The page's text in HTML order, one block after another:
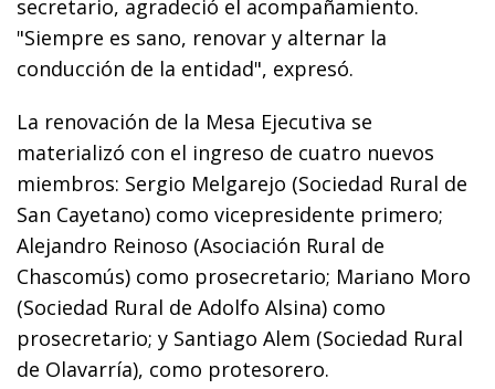
secretario, agradeció el acompañamiento.
"Siempre es sano, renovar y alternar la
conducción de la entidad", expresó.
La renovación de la Mesa Ejecutiva se
materializó con el ingreso de cuatro nuevos
miembros: Sergio Melgarejo (Sociedad Rural de
San Cayetano) como vicepresidente primero;
Alejandro Reinoso (Asociación Rural de
Chascomús) como prosecretario; Mariano Moro
(Sociedad Rural de Adolfo Alsina) como
prosecretario; y Santiago Alem (Sociedad Rural
de Olavarría), como protesorero.